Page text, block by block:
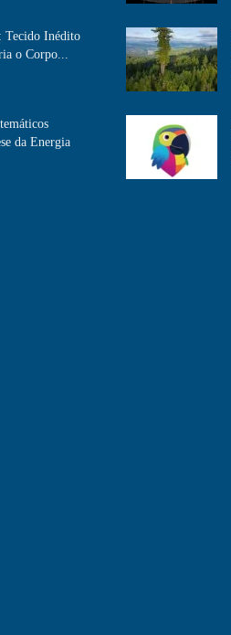
Tecido Inédito
o Corpo...
da Energia